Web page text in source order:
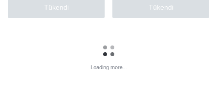
Tükendi Tükendi
Loading more...